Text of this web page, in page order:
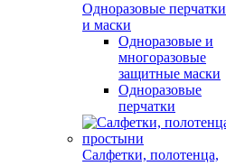
Одноразовые перчатки
и маски
Одноразовые и
многоразовые
защитные маски
Одноразовые
перчатки
Салфетки, полотенца,